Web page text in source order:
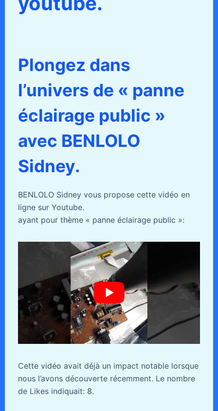
Plongez dans
l’univers de « panne
éclairage public »
avec BENLOLO
Sidney.
BENLOLO Sidney vous propose cette vidéo en
ligne sur Youtube.
ayant pour thème « panne éclairage public »:
Cette vidéo avait déjà un impact notable lorsque
nous l’avons découverte récemment. Le nombre
de Likes indiquait: 8.